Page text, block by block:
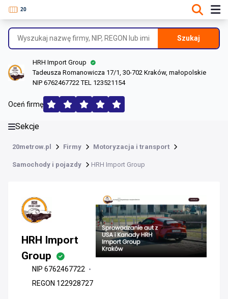
Szukaj
HRH Import Group
Tadeusza Romanowicza 17/1, 30-702 Kraków, małopolskie
NIP 6762467722 TEL 123521154
Oceń firmę
Sekcje
20metrow.pl Firmy Motoryzacja i transport
Samochody i pojazdy HRH Import Group
Informacje o firmie
Dane rejestrowe
Lokalizacje
Opinie (177)
HRH Import
Group
NIP 6762467722
REGON 122928727